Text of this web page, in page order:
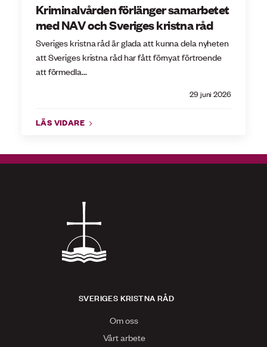
Kriminalvården förlänger samarbetet
med NAV och Sveriges kristna råd
29 juni 2026
Sveriges kristna råd är glada att kunna dela nyheten
att Sveriges kristna råd har fått förnyat förtroende
att förmedla...
LÄS VIDARE
SVERIGES KRISTNA RÅD
Om oss
Vårt arbete